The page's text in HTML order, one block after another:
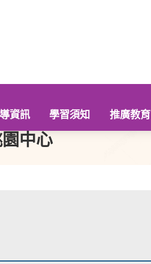
資訊 學習須知 推廣教育
園中心